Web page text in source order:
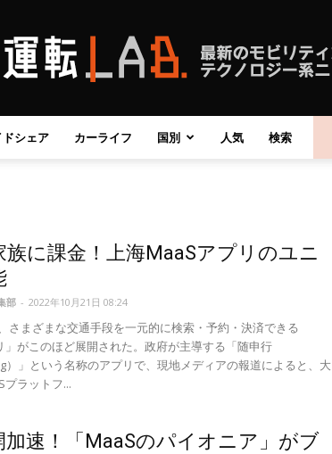
自
動
運
ドシェア カーライフ 国別 人気 検索
族に課金！上海MaaSアプリのユニ
部 - 2022年10月21日 08:24
さまざまな交通手段を一元的に検索・予約・決済できる
」がこのほど展開された。政府が主導する「随申行
）」という名称のアプリで、現地メディアの報道によると、大
ラットフ...
加速！「MaaSのパイオニア」がブ